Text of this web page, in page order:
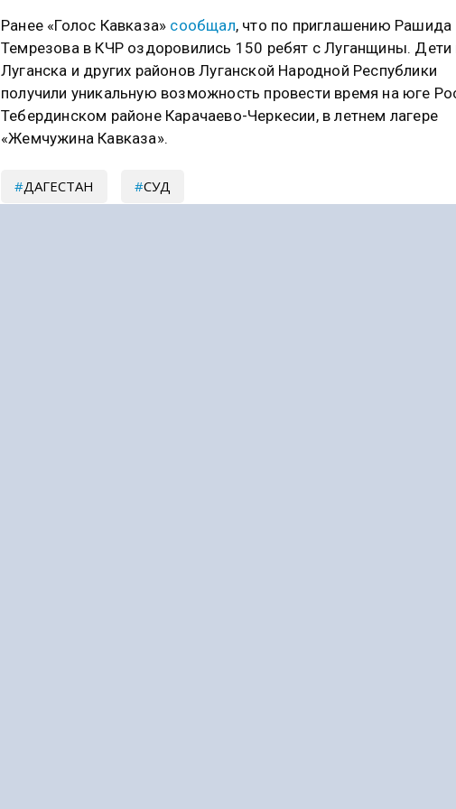
Ранее «Голос Кавказа» сообщал, что по приглашению Рашида
Темрезова в КЧР оздоровились 150 ребят с Луганщины. Дети
Луганска и других районов Луганской Народной Республики
получили уникальную возможность провести время на юге
Тебердинском районе Карачаево-Черкесии, в летнем лагере
«Жемчужина Кавказа».
ДАГЕСТАН СУД